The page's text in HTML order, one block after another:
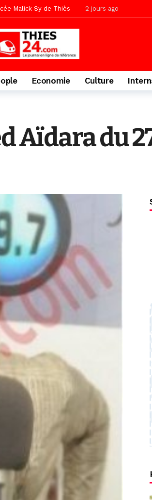
Malick Sy de Thiès 2 jours ago
et des prévenus renvoyés en procès
de 600 minibus
en provenance de Touba 2 jours ago
18 Safar a péri dans un accident 3 jours
KIIRAY – Les Patriotes Républicains
Economie Culture
Aïdara du